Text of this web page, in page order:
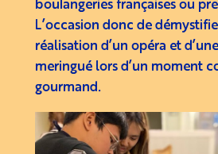
boulangeries françaises ou
L’occasion donc de
réalisation d’un opéra et
meringué lors d’un moment
gourmand.